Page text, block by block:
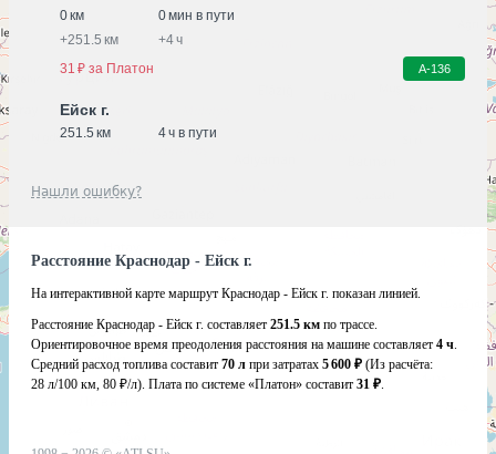
0 км
0 мин в пути
+251.5 км +4 ч
31 ₽ за Платон
А-136
Ейск г.
251.5 км 4 ч в пути
Нашли ошибку?
Расстояние Краснодар - Ейск г.
На интерактивной карте маршрут Краснодар - Ейск г. показан линией.
Расстояние Краснодар - Ейск г. составляет 251.5 км по трассе.
Ориентировочное время преодоления расстояния на машине составляет 4 ч.
Средний расход топлива составит 70 л при затратах 5 600 ₽ (Из расчёта:
28 л/100 км, 80 ₽/л). Плата по системе «Платон» составит 31 ₽.